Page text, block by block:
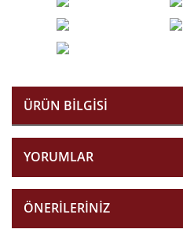
ÜRÜN BILGISI
YORUMLAR
ÖNERILERINIZ